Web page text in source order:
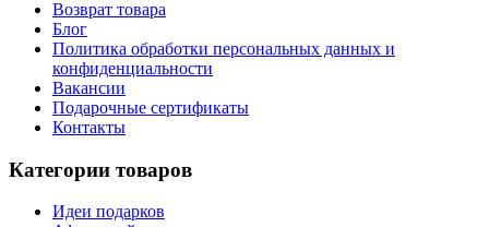
Возврат товара
Блог
Политика обработки персональных данных и
конфиденциальности
Вакансии
Подарочные сертификаты
Контакты
Категории товаров
Идеи подарков